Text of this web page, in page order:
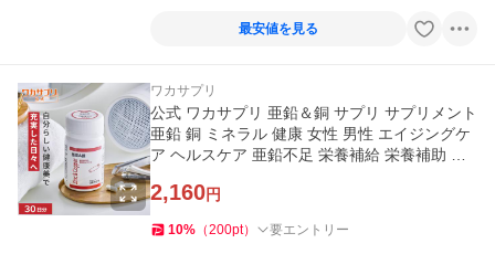
最安値を見る
ワカサプリ
公式 ワカサプリ 亜鉛＆銅 サプリ サプリメント
亜鉛 銅 ミネラル 健康 女性 男性 エイジングケ
ア ヘルスケア 亜鉛不足 栄養補給 栄養補助 亜
2,160円
10% （200pt） 要エントリー